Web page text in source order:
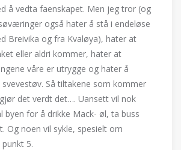
å vedta faenskapet. Men jeg tror (og
også hater å stå i endeløse
Breivika og fra Kvaløya), hater at
eller aldri kommer, hater at
våre er utrygge og hater å
Så tiltakene som kommer
det verdt det…. Uansett vil nok
byen for å drikke Mack- øl, ta buss
Og noen vil sykle, spesielt om
5.